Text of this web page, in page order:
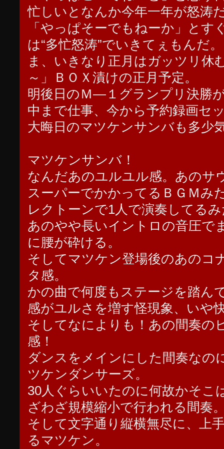
忙しいとなんか今年一年が怒涛
「やっぱそーでもねーか」とす
は“多忙怒涛”でいきてぇもんだ。
ま、いきなり正月はガッツリ休
～」ＢＯＸ漬けの正月予定。
明後日のＭ―１グランプリ決勝
中まで仕事、今から予約録画セ
大晦日のマツケンサンバも多少
マツケンサンバ！
なんだあのユルユル感。あのサ
スーパーでかかってるＢＧＭみ
レクトーンで1人で演奏してる
あのやや長いイントロの音圧で
に腰が砕ける。
そしてマツケン登場後のあのコ
タ感。
かの曲で何度もステージを踏ん
感がユルさを増す怪現象、いや
そしてなによりも！あの間奏の
感！
ダンスをメインにした間奏なの
ツケンダンサーズ。
30人ぐらいいたのに何故かそこ
ざわざ規模縮小で行われる間奏
そして文字通り縦横無尽に、上
るマツケン。